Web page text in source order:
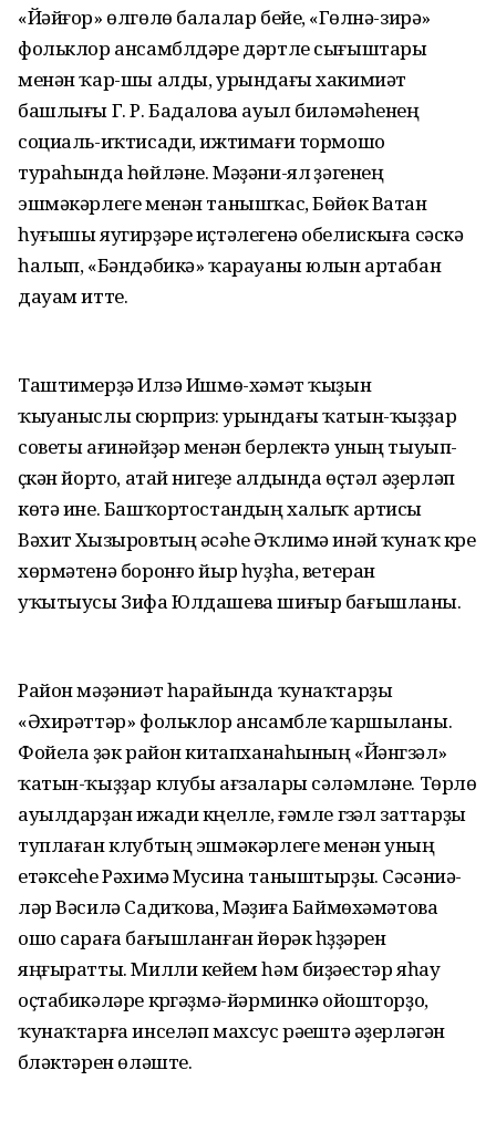
«Йәйғор» өлгөлө балалар бейеү, «Гөлнә-зирә»
фольклор ансамблдәре дәртле сығыштары
менән ҡар-шы алды, урындағы хакимиәт
башлығы Г. Р. Бадалова ауыл биләмәһенең
социаль-иҡтисади, ижтимағи тормошо
тураһында һөйләне. Мәҙәни-ял үҙәгенең
эшмәкәрлеге менән танышҡас, Бөйөк Ватан
һуғышы яугирҙәре иҫтәлегенә обелискыға сәскә
һалып, «Бәндәбикә» ҡарауаны юлын артабан
дауам итте.
Таштимерҙә Илүзә Ишмө-хәмәт ҡыҙын
ҡыуаныслы сюрприз: урындағы ҡатын-ҡыҙҙар
советы ағинәйҙәр менән берлектә уның тыуып-
үҫкән йорто, атай нигеҙе алдында өҫтәл әҙерләп
көтә ине. Башҡортостандың халыҡ артисы
Вәхит Хызыровтың әсәһе Әҡлимә инәй ҡунаҡ күреү
хөрмәтенә боронғо йыр һуҙһа, ветеран
уҡытыусы Зифа Юлдашева шиғыр бағышланы.
Район мәҙәниәт һарайында ҡунаҡтарҙы
«Әхирәттәр» фольклор ансамбле ҡаршыланы.
Фойела үҙәк район китапханаһының «Йәнгүзәл»
ҡатын-ҡыҙҙар клубы ағзалары сәләмләне. Төрлө
ауылдарҙан ижади күңелле, ғәмле гүзәл заттарҙы
туплаған клубтың эшмәкәрлеге менән уның
етәксеһе Рәхимә Мусина таныштырҙы. Сәсәниә-
ләр Вәсилә Садиҡова, Мәүҙиға Баймөхәмәтова
ошо сараға бағышланған йөрәк һүҙҙәрен
яңғыратты. Милли кейем һәм биҙәүестәр яһау
оҫтабикәләре күргәҙмә-йәрминкә ойошторҙо,
ҡунаҡтарға инселәп махсус рәүештә әҙерләгән
бүләктәрен өләште.